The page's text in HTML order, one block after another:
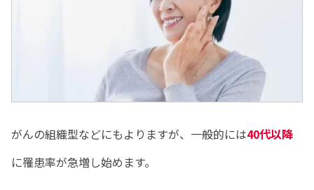
がんの組織型などにもよりますが、一般的には40代以降
に罹患率が急増し始めます。